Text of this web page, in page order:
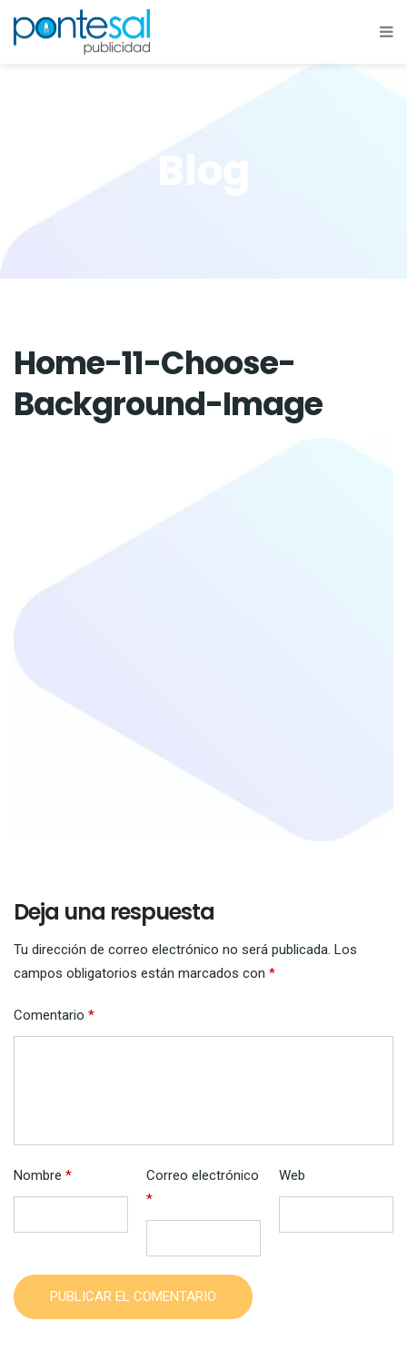
Home-11-Choose-
Background-Image
Deja una respuesta
Tu dirección de correo electrónico no será publicada. Los
campos obligatorios están marcados con *
Comentario *
Nombre *
Correo electrónico
*
Web
PUBLICAR EL COMENTARIO